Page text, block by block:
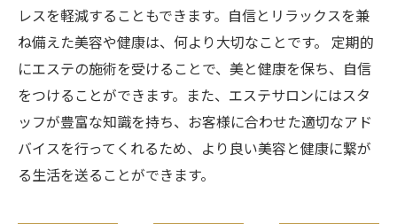
レスを軽減することもできます。自信とリラックスを兼
ね備えた美容や健康は、何より大切なことです。 定期的
にエステの施術を受けることで、美と健康を保ち、自信
をつけることができます。また、エステサロンにはスタ
ッフが豊富な知識を持ち、お客様に合わせた適切なアド
バイスを行ってくれるため、より良い美容と健康に繋が
る生活を送ることができます。